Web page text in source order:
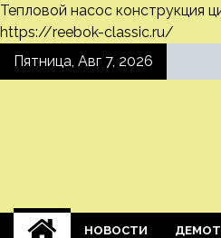
Тепловой насос конструкция
https://reebok-classic.ru/
SkipПятница, Авг 7, 2026
НОВОСТИ